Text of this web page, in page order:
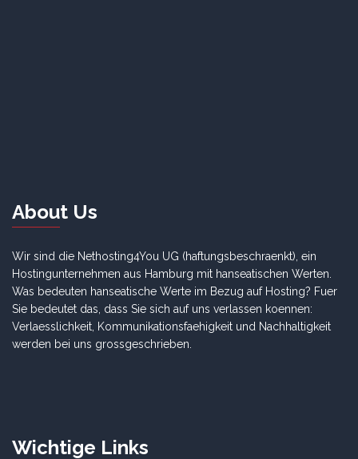
About Us
Wir sind die Nethosting4You UG (haftungsbeschraenkt), ein
Hostingunternehmen aus Hamburg mit hanseatischen Werten.
Was bedeuten hanseatische Werte im Bezug auf Hosting? Fuer
Sie bedeutet das, dass Sie sich auf uns verlassen koennen:
Verlaesslichkeit, Kommunikationsfaehigkeit und Nachhaltigkeit
werden bei uns grossgeschrieben.
Wichtige Links